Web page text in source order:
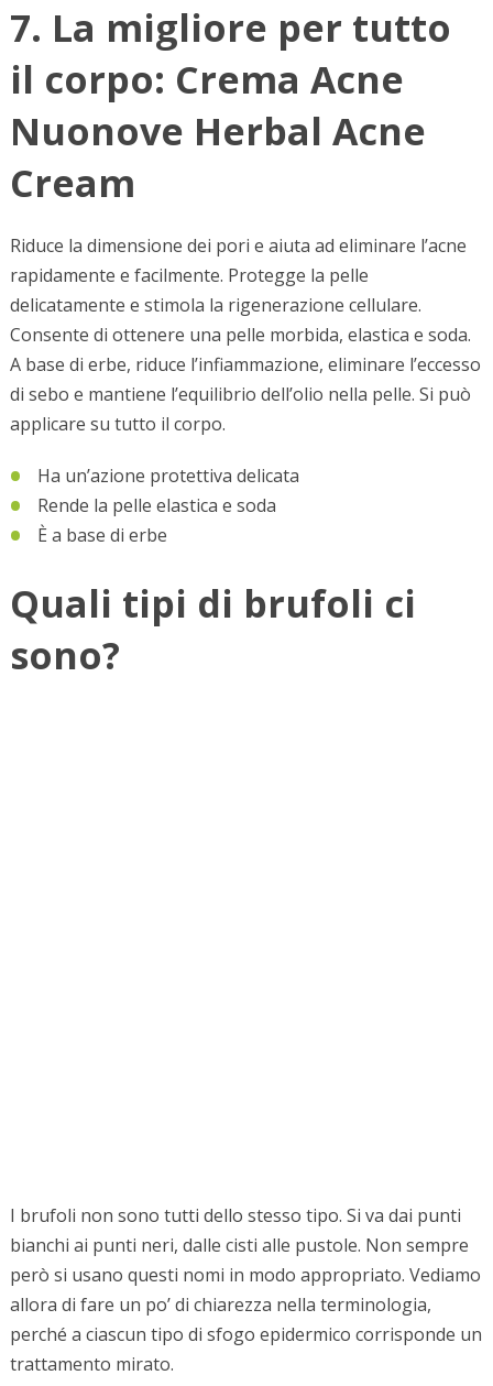
7. La migliore per tutto
il corpo: Crema Acne
Nuonove Herbal Acne
Cream
Riduce la dimensione dei pori e aiuta ad eliminare l’acne
rapidamente e facilmente. Protegge la pelle
delicatamente e stimola la rigenerazione cellulare.
Consente di ottenere una pelle morbida, elastica e soda.
A base di erbe, riduce l’infiammazione, eliminare l’eccesso
di sebo e mantiene l’equilibrio dell’olio nella pelle. Si può
applicare su tutto il corpo.
Ha un’azione protettiva delicata
Rende la pelle elastica e soda
È a base di erbe
Quali tipi di brufoli ci
sono?
I brufoli non sono tutti dello stesso tipo. Si va dai punti
bianchi ai punti neri, dalle cisti alle pustole. Non sempre
però si usano questi nomi in modo appropriato. Vediamo
allora di fare un po’ di chiarezza nella terminologia,
perché a ciascun tipo di sfogo epidermico corrisponde un
trattamento mirato.